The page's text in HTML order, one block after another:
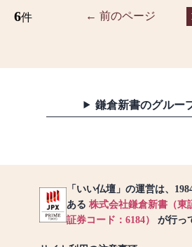
●天照寺墓地：長野市篠ノ井
小松原1805
長野市篠ノ井小松原の天照
天照寺には、道元禅師御絵
品を所蔵しており、由緒あ
る寺院として地域の方から
も大切にされています。
ング石材、ペット墓、墓
【近隣の墓地情報】
一年中花と緑に囲まれたガ
小鳥がさえずり四季折々の
花と緑に囲まれた心癒され
る環境空間の「エンゼルパ
仏壇、伝統的な大型仏壇、
ンジメントなどの小物商品
ご要望にお応えできるよ
う、商品情報に精通したア
ドバイザーが常駐しており
ます。
参りに欠かせないお線香や
のお気持ちに寄り添いたい
と思っております。
お客様のお話をお聞きでき
6件 ← 前のページ
鎌倉新書のグルー
「いい仏壇」の運営は、
ある 株式会社鎌倉新書（東
証券コード：6184）
が行っ